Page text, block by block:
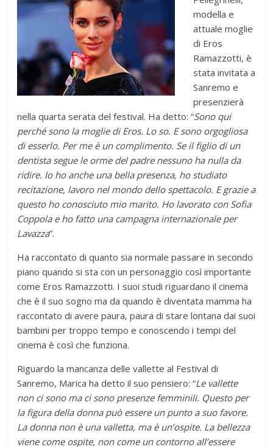
modella e
attuale moglie
di Eros
Ramazzotti, è
stata invitata a
Sanremo e
presenzierà
nella quarta serata del festival. Ha detto: “Sono qui
perché sono la moglie di Eros. Lo so. E sono orgogliosa
di esserlo. Per me è un complimento. Se il figlio di un
dentista segue le orme del padre nessuno ha nulla da
ridire. Io ho anche una bella presenza, ho studiato
recitazione, lavoro nel mondo dello spettacolo. E grazie a
questo ho conosciuto mio marito. Ho lavorato con Sofia
Coppola e ho fatto una campagna internazionale per
Lavazza”.
Ha raccontato di quanto sia normale passare in secondo
piano quando si sta con un personaggio così importante
come Eros Ramazzotti. I suoi studi riguardano il cinema
che è il suo sogno ma da quando è diventata mamma ha
raccontato di avere paura, paura di stare lontana dai suoi
bambini per troppo tempo e conoscendo i tempi del
cinema è così che funziona.
Riguardo la mancanza delle vallette al Festival di
Sanremo, Marica ha detto il suo pensiero: “Le vallette
non ci sono ma ci sono presenze femminili. Questo per
la figura della donna può essere un punto a suo favore.
La donna non è una valletta, ma è un’ospite. La bellezza
viene come ospite, non come un contorno all’essere